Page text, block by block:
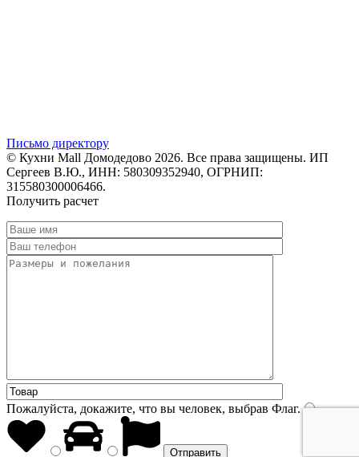
Письмо директору
© Кухни Mall Домодедово 2026. Все права защищены. ИП
Сергеев В.Ю., ИНН: 580309352940, ОГРНИП:
315580300006466.
Получить расчет
Пожалуйста, докажите, что вы человек, выбрав Флаг.